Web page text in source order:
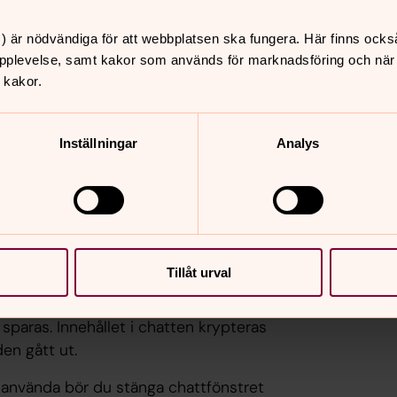
är nödvändiga för att webbplatsen ska fungera. Här finns
samt kakor som används för marknadsföring och
Inställningar Analys
Tillåt urval
kontakten. Skickar du ett nytt
till din tidigare brevväxling,
digitala brevet. Om du låter dem
själavård. Är du ledsen, rädd,
Jourhavande präst alla kvällar kl.
får vara anonym och det är bara du
Innehållet i chatten krypteras
gått ut.
bör du stänga chattfönstret